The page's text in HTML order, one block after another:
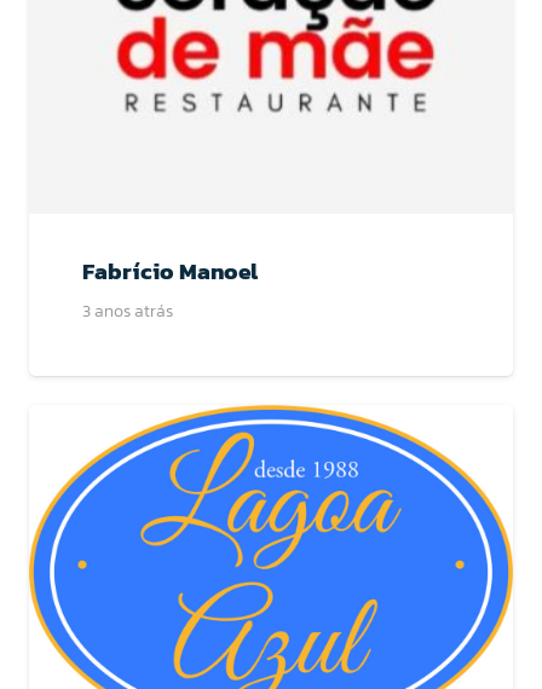
Fabrício Manoel
3 anos atrás